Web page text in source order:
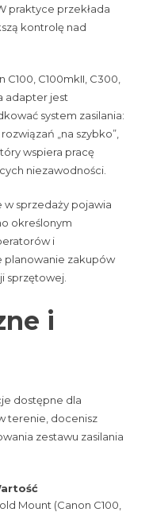
praktyce przekłada
kontrolę nad
C100mkII, C300,
adapter jest
system zasilania:
„na szybko”,
wspiera pracę
niezawodności.
w sprzedaży pojawia
określonym
i
planowanie zakupów
sprzętowej.
i
dostępne dla
terenie, docenisz
zestawu zasilania
Mount (Canon C100,